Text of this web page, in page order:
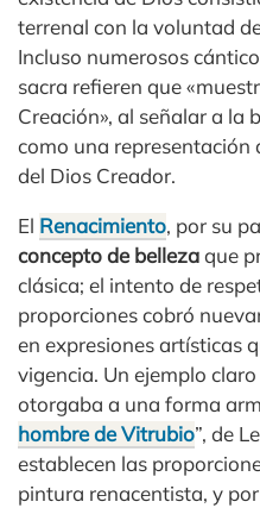
terrenal con la voluntad
Incluso numerosos
sacra refieren que
Creación», al señalar a la
como una representación
del Dios Creador.
El Renacimiento, por su
concepto de bellezaque
clásica; el intento de
proporciones cobró
en expresiones artísticas
vigencia. Un ejemplo
otorgaba a una forma
hombre de Vitrubio”, de
establecen las
pintura renacentista, y